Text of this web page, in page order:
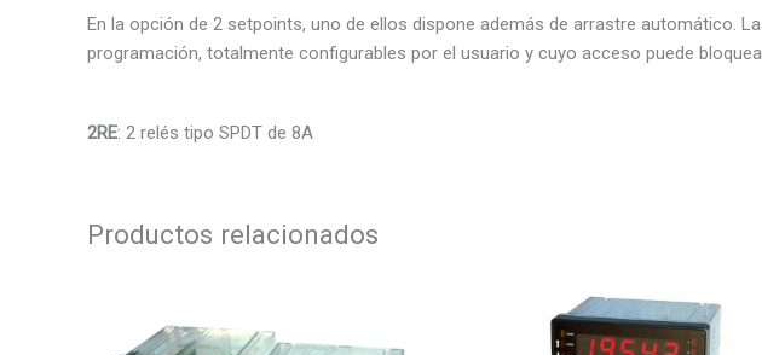
En la opción de 2 setpoints, uno de ellos dispone además de arrastre automático.
programación, totalmente configurables por el usuario y cuyo acceso puede
2RE: 2 relés tipo SPDT de 8A
Productos relacionados
tiene